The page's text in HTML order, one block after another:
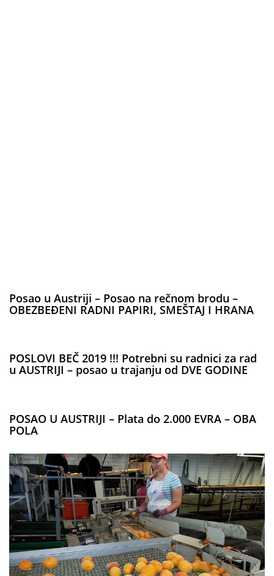
Posao u Austriji – Posao na rečnom brodu –
OBEZBEĐENI RADNI PAPIRI, SMEŠTAJ I HRANA
POSLOVI BEČ 2019 !!! Potrebni su radnici za rad
u AUSTRIJI – posao u trajanju od DVE GODINE
POSAO U AUSTRIJI – Plata do 2.000 EVRA – OBA
POLA